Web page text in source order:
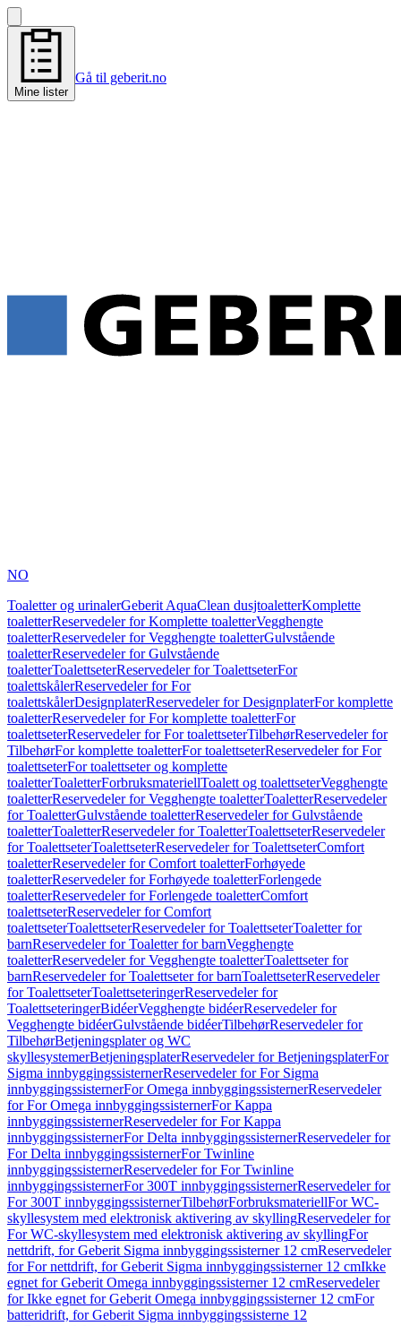
Mine lister
Gå til geberit.no
NO
Toaletter og urinalerGeberit AquaClean dusjtoaletterKomplette
toaletterReservedeler for Komplette toaletterVegghengte
toaletterReservedeler for Vegghengte toaletterGulvstående
toaletterReservedeler for Gulvstående
toaletterToalettseterReservedeler for ToalettseterFor
toalettskålerReservedeler for For
toalettskålerDesignplaterReservedeler for DesignplaterFor komplette
toaletterReservedeler for For komplette toaletterFor
toalettseterReservedeler for For toalettseterTilbehørReservedeler for
TilbehørFor komplette toaletterFor toalettseterReservedeler for For
toalettseterFor toalettseter og komplette
toaletterToaletterForbruksmateriellToalett og toalettseterVegghengte
toaletterReservedeler for Vegghengte toaletterToaletterReservedeler
for ToaletterGulvstående toaletterReservedeler for Gulvstående
toaletterToaletterReservedeler for ToaletterToalettseterReservedeler
for ToalettseterToalettseterReservedeler for ToalettseterComfort
toaletterReservedeler for Comfort toaletterForhøyede
toaletterReservedeler for Forhøyede toaletterForlengede
toaletterReservedeler for Forlengede toaletterComfort
toalettseterReservedeler for Comfort
toalettseterToalettseterReservedeler for ToalettseterToaletter for
barnReservedeler for Toaletter for barnVegghengte
toaletterReservedeler for Vegghengte toaletterToalettseter for
barnReservedeler for Toalettseter for barnToalettseterReservedeler
for ToalettseterToalettseteringerReservedeler for
ToalettseteringerBidéerVegghengte bidéerReservedeler for
Vegghengte bidéerGulvstående bidéerTilbehørReservedeler for
TilbehørBetjeningsplater og WC
skyllesystemerBetjeningsplaterReservedeler for BetjeningsplaterFor
Sigma innbyggingssisternerReservedeler for For Sigma
innbyggingssisternerFor Omega innbyggingssisternerReservedeler
for For Omega innbyggingssisternerFor Kappa
innbyggingssisternerReservedeler for For Kappa
innbyggingssisternerFor Delta innbyggingssisternerReservedeler for
For Delta innbyggingssisternerFor Twinline
innbyggingssisternerReservedeler for For Twinline
innbyggingssisternerFor 300T innbyggingssisternerReservedeler for
For 300T innbyggingssisternerTilbehørForbruksmateriellFor WC-
skyllesystem med elektronisk aktivering av skyllingReservedeler for
For WC-skyllesystem med elektronisk aktivering av skyllingFor
nettdrift, for Geberit Sigma innbyggingssisterner 12 cmReservedeler
for For nettdrift, for Geberit Sigma innbyggingssisterner 12 cmIkke
egnet for Geberit Omega innbyggingssisterner 12 cmReservedeler
for Ikke egnet for Geberit Omega innbyggingssisterner 12 cmFor
batteridrift, for Geberit Sigma innbyggingssisterne 12